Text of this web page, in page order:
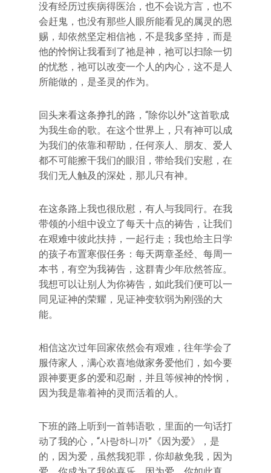
没有经历过疾病得医治，也不会说方言，也不
会赶鬼，也没有那些人眼所能看见的属灵的恩
赐，却依然坚定相信祂，不是我多坚持，而是
他的怜悯让我看到了祂是神，祂可以扫除一切
的忧愁，祂可以改变一个人的内心，这不是人
所能做的，是圣灵的作为。
回头来看这条挣扎的路，“除你以外”这首歌成
为我生命的歌。在这个世界上，只有神可以成
为我们的依靠和帮助，任何亲人、朋友、爱人
都不可能擦干我们的眼泪，带给我们安慰，在
我们无人触及的深处，那儿只有神。
在这条路上我也很欣慰，有人与我同行。在我
带领的小组中设立了每天十点的祷告，让我们
在艰难中彼此扶持，一起行走；我也给主日学
的孩子布置寒假任务：每天两章圣经、每周一
本书，有空为我祷告，这群青少年欣然答应。
我想可以让别人为你祷告，如此我们便可以一
同见证神的荣耀，见证神变软弱为刚强的大
能。
相信这次过年回家依然会有艰难，往年学会了
服侍家人，满心欢喜地做家务爱他们，如今要
跟神要更多的爱和忍耐，并且等候神的怜悯，
因为我是靠着神的灵而活着的人。
下班的路上听到一首韩语歌，里面的一句话打
动了我的心，“사랑하니까”《因为爱》，是
的，因为爱，虽然我犯罪，你却赦免我，因为